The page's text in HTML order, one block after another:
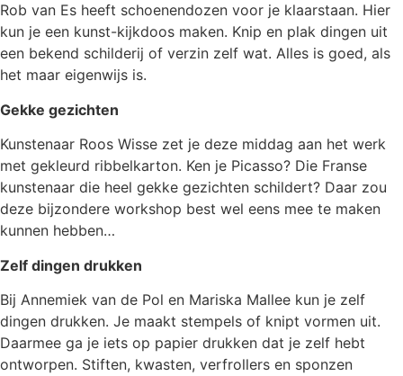
Rob van Es heeft schoenendozen voor je klaarstaan. Hier
kun je een kunst-kijkdoos maken. Knip en plak dingen uit
een bekend schilderij of verzin zelf wat. Alles is goed, als
het maar eigenwijs is.
Gekke gezichten
Kunstenaar Roos Wisse zet je deze middag aan het werk
met gekleurd ribbelkarton. Ken je Picasso? Die Franse
kunstenaar die heel gekke gezichten schildert? Daar zou
deze bijzondere workshop best wel eens mee te maken
kunnen hebben…
Zelf dingen drukken
Bij Annemiek van de Pol en Mariska Mallee kun je zelf
dingen drukken. Je maakt stempels of knipt vormen uit.
Daarmee ga je iets op papier drukken dat je zelf hebt
ontworpen. Stiften, kwasten, verfrollers en sponzen